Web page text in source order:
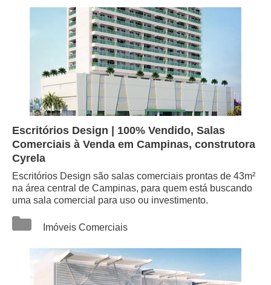
Escritórios Design | 100% Vendido, Salas
Comerciais à Venda em Campinas, construtora
Cyrela
Escritórios Design são salas comerciais prontas de 43m²
na área central de Campinas, para quem está buscando
uma sala comercial para uso ou investimento.
Imóveis Comerciais